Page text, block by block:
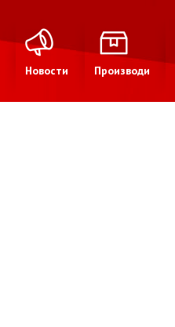
Новости Производи